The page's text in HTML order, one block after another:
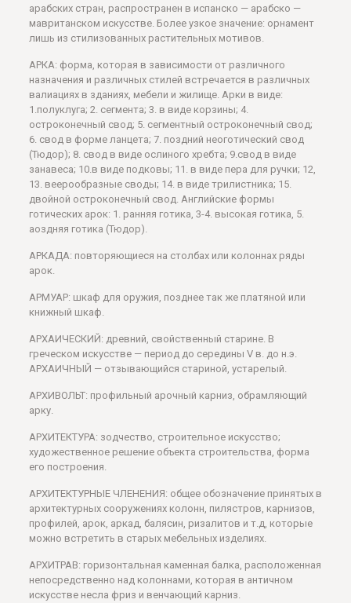
арабских стран, распространен в испанско — арабско —
мавританском искусстве. Более узкое значение: орнамент
лишь из стилизованных растительных мотивов.
АРКА: форма, которая в зависимости от различного
назначения и различных стилей встречается в различных
валиациях в зданиях, мебели и жилище. Арки в виде:
1.полуклуга; 2. сегмента; 3. в виде корзины; 4.
остроконечный свод; 5. сегментный остроконечный свод;
6. свод в форме ланцета; 7. поздний неоготический свод
(Тюдор); 8. свод в виде ослиного хребта; 9.свод в виде
занавеса; 10.в виде подковы; 11. в виде пера для ручки; 12,
13. веерообразные своды; 14. в виде трилистника; 15.
двойной остроконечный свод. Английские формы
готических арок: 1. ранняя готика, 3-4. высокая готика, 5.
аоздняя готика (Тюдор).
АРКАДА: повторяющиеся на столбах или колоннах ряды
арок.
АРМУАР: шкаф для оружия, позднее так же платяной или
книжный шкаф.
АРХАИЧЕСКИЙ: древний, свойственный старине. В
греческом искусстве — период до середины V в. до н.э.
АРХАИЧНЫЙ — отзывающийся стариной, устарелый.
АРХИВОЛЬТ: профильный арочный карниз, обрамляющий
арку.
АРХИТЕКТУРА: зодчество, строительное искусство;
художественное решение объекта строительства, форма
его построения.
АРХИТЕКТУРНЫЕ ЧЛЕНЕНИЯ: общее обозначение принятых в
архитектурных сооружениях колонн, пилястров, карнизов,
профилей, арок, аркад, балясин, ризалитов и т.д, которые
можно встретить в старых мебельных изделиях.
АРХИТРАВ: горизонтальная каменная балка, расположенная
непосредственно над колоннами, которая в античном
искусстве несла фриз и венчающий карниз.